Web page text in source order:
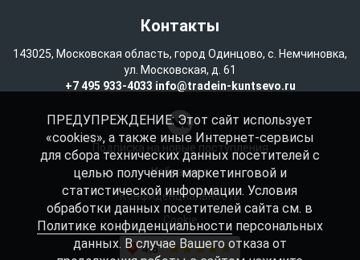
Контакты
143025, Московская область, город Одинцово, с. Немчиновка,
ул. Московская, д. 61
+7 495 933-4033 info@tradein-kuntsevo.ru
Подписка на новые поступления
Избранное
Конфиденциальность
Cookie
ПРЕДУПРЕЖДЕНИЕ: Этот сайт использует
«cookies», а также иные Интернет-сервисы
для сбора технических данных посетителей с
целью получения маркетинговой и
статистической информации. Условия
обработки данных посетителей сайта см. в
Политике конфиденциальностиперсональных
данных. В случае Вашего отказа от